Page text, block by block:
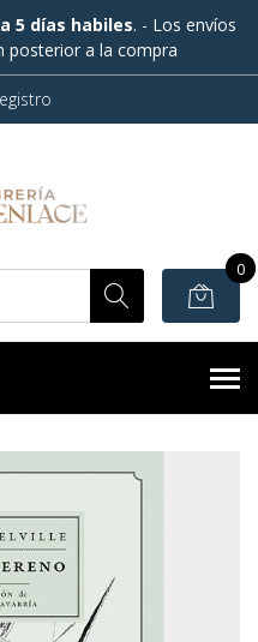
5 días habiles. - Los envíos
posterior a la compra
0